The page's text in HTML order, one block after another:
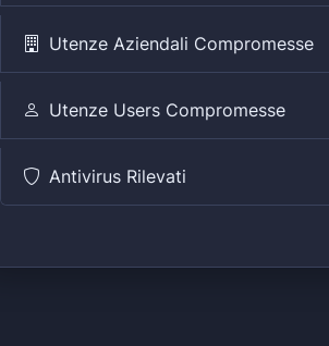
Utenze Aziendali Compromesse
Utenze Users Compromesse
Antivirus Rilevati